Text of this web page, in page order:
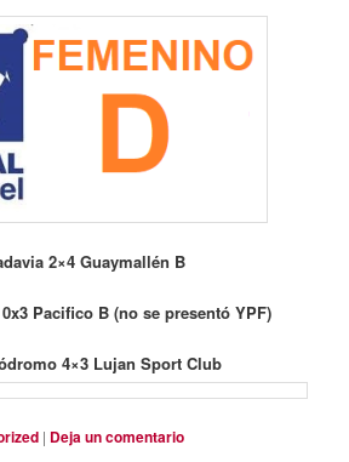
2×4 Guaymallén B
Pacifico B (no se presentó YPF)
4×3 Lujan Sport Club
| Deja un comentario